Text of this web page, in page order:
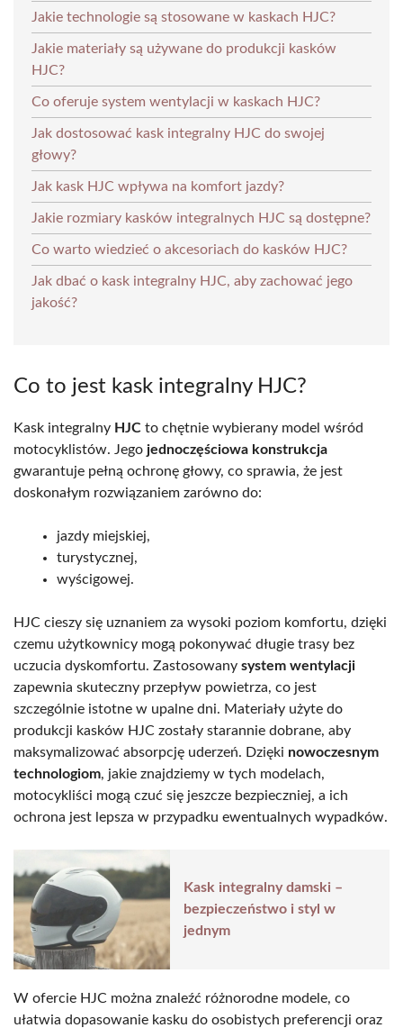
Jakie technologie są stosowane w kaskach HJC?
Jakie materiały są używane do produkcji kasków
HJC?
Co oferuje system wentylacji w kaskach HJC?
Jak dostosować kask integralny HJC do swojej
głowy?
Jak kask HJC wpływa na komfort jazdy?
Jakie rozmiary kasków integralnych HJC są dostępne?
Co warto wiedzieć o akcesoriach do kasków HJC?
Jak dbać o kask integralny HJC, aby zachować jego
jakość?
Co to jest kask integralny HJC?
Kask integralny HJC to chętnie wybierany model wśród
motocyklistów. Jego jednoczęściowa konstrukcja
gwarantuje pełną ochronę głowy, co sprawia, że jest
doskonałym rozwiązaniem zarówno do:
jazdy miejskiej,
turystycznej,
wyścigowej.
HJC cieszy się uznaniem za wysoki poziom komfortu, dzięki
czemu użytkownicy mogą pokonywać długie trasy bez
uczucia dyskomfortu. Zastosowany system wentylacji
zapewnia skuteczny przepływ powietrza, co jest
szczególnie istotne w upalne dni. Materiały użyte do
produkcji kasków HJC zostały starannie dobrane, aby
maksymalizować absorpcję uderzeń. Dzięki nowoczesnym
technologiom, jakie znajdziemy w tych modelach,
motocykliści mogą czuć się jeszcze bezpieczniej, a ich
ochrona jest lepsza w przypadku ewentualnych wypadków.
Kask integralny damski –
bezpieczeństwo i styl w
jednym
W ofercie HJC można znaleźć różnorodne modele, co
ułatwia dopasowanie kasku do osobistych preferencji oraz